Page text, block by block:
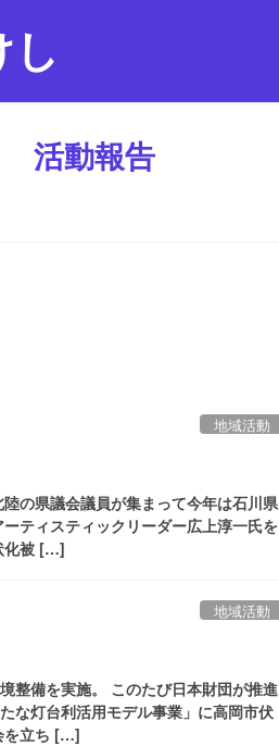
活動報告
地域活動
の県議会議員が集まって今年は石川県
ティスティックリーダー広上淳一氏を
化被 […]
地域活動
整備を実施。 このたび日本財団が推進
な灯台利活用モデル事業」に高岡市伏
を立ち […]